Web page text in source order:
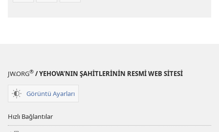
JW.ORG® / YEHOVA’NIN ŞAHİTLERİNİN RESMİ WEB SİTESİ
Görüntü Ayarları
Hızlı Bağlantılar